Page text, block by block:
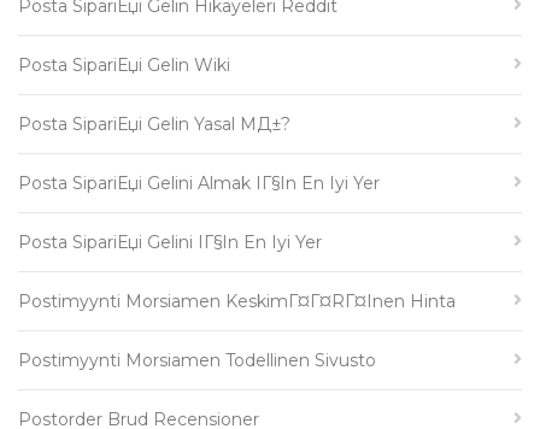
Posta SipariЕџi Gelin Hikayeleri Reddit
Posta SipariЕџi Gelin Wiki
Posta SipariЕџi Gelin Yasal MД±?
Posta SipariЕџi Gelini Almak IГ§in En Iyi Yer
Posta SipariЕџi Gelini IГ§in En Iyi Yer
Postimyynti Morsiamen KeskimГ¤Г¤rГ¤inen Hinta
Postimyynti Morsiamen Todellinen Sivusto
Postorder Brud Recensioner